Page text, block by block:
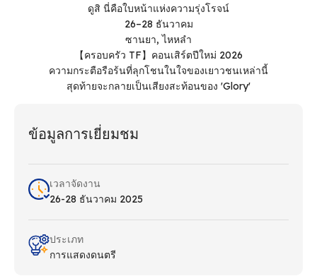
ดูสิ นี่คือใบหน้าแห่งความรุ่งโรจน์
26–28 ธันวาคม
ซานยา, ไหหลํา
【ครอบครัว TF】คอนเสิร์ตปีใหม่ 2026
ความกระตือรือร้นที่ลุกโชนในใจของเยาวชนเหล่านี้
สุดท้ายจะกลายเป็นเสียงสะท้อนของ 'Glory'
ข้อมูลการเยี่ยมชม
เวลาจัดงาน
26-28 ธันวาคม 2025
ประเภท
การแสดงดนตรี